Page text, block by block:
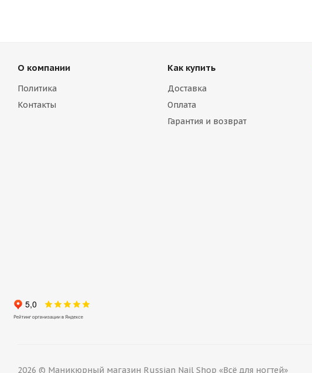
О компании
Политика
Контакты
Как купить
Доставка
Оплата
Гарантия и возврат
2026 © Маникюрный магазин Russian Nail Shop «Всё для ногтей»